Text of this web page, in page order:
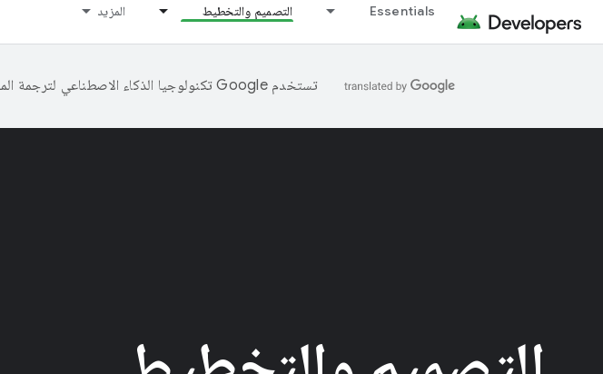
Essentials التصميم والتخطيط المزيد
تستخدم Google تكنولوجيا الذكاء الاصطناعي لترجمة المحتوى إلى لغتك المفضّلة، وقد تتضمّن بعض الأخطاء.